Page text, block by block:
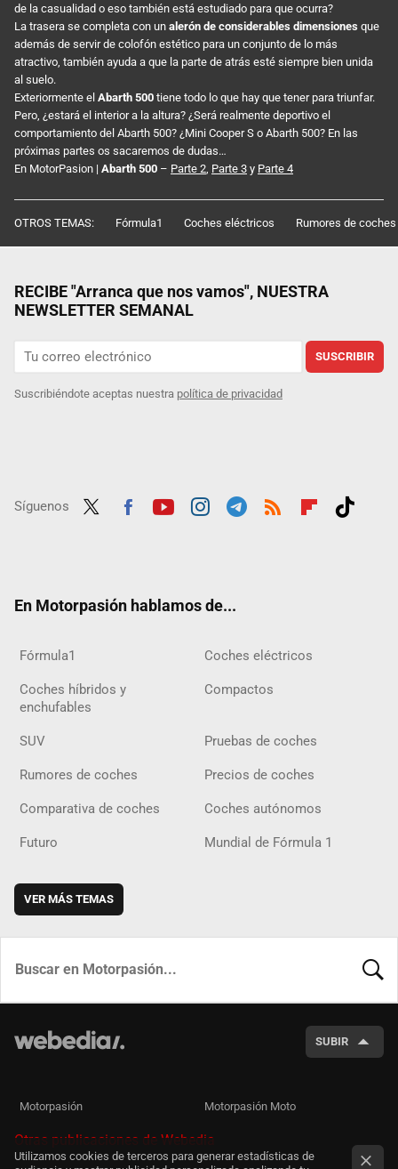
de la casualidad o eso también está estudiado para que ocurra?
La trasera se completa con un alerón de considerables dimensiones que
además de servir de colofón estético para un conjunto de lo más
atractivo, también ayuda a que la parte de atrás esté siempre bien unida
al suelo.
Exteriormente el Abarth 500 tiene todo lo que hay que tener para triunfar.
Pero, ¿estará el interior a la altura? ¿Será realmente deportivo el
comportamiento del Abarth 500? ¿Mini Cooper S o Abarth 500? En las
próximas partes os sacaremos de dudas…
En MotorPasion | Abarth 500 – Parte 2 Parte 3 y Parte 4
OTROS TEMAS: Fórmula1 Coches eléctricos Rumores de coches
RECIBE "Arranca que nos vamos", NUESTRA
NEWSLETTER SEMANAL
SUSCRIBIR
Suscribiéndote aceptas nuestra política de privacidad
Síguenos
En Motorpasión hablamos de...
Fórmula1 Coches eléctricos
Coches híbridos y
enchufables
Compactos
SUV Pruebas de coches
Rumores de coches Precios de coches
Comparativa de coches Coches autónomos
Futuro Mundial de Fórmula 1
VER MÁS TEMAS
SUBIR
Motorpasión Motorpasión Moto
Otras publicaciones de Webedia
Utilizamos cookies de terceros para generar estadísticas de